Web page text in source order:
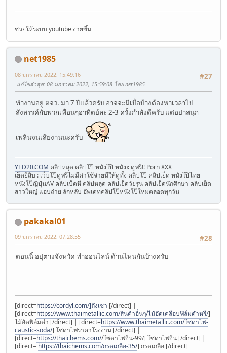
ช่วยให้ระบบ youtube ง่ายขึ้น
net1985
#27
08 มกราคม 2022, 15:49:16
แก้ไขล่าสุด: 08 มกราคม 2022, 15:59:08 โดย net1985
ทำงานอยู่ ตจว. มา 7 ปีแล้วครับ อาจจะมีเบื่อบ้างต้องหาเวลาไป
สังสรรค์กับพวกเพื่อนๆอาทิตย์ละ 2-3 ครั้งกำลังดีครับ แต่อย่าสนุก
เพลินจนเสียงานนะครับ
YED20.COM คลิปหลุด คลิปโป๊ หนังโป๊ หนังx ดูฟรี!! Porn XXX
เย็ดยี่สิบ : เว็บโป๊ดูฟรีไม่มีค่าใช้จ่ายมีให้ดูทั้ง คลิปโป๊ คลิปเย็ด หนังโป๊ไทย
หนังโป๊ญี่ปุ่นAV คลิปเบ็ดหี คลิปหลุด คลิปเย็ดวัยรุ่น คลิปเย็ดนักศึกษา คลิปเย็ด
สาวใหญ่ แอบถ่าย ลักหลับ อัพเดทคลิปโป๊หนังโป๊ใหม่ตลอดทุกวัน
pakakal01
#28
09 มกราคม 2022, 07:28:55
ตอนนี้ อยุ่ต่างจังหวัด ทำออนไลน์ ด้านไหนกันบ้างครับ
[direct=https://cordyl.com/]ถั่งเช่า [/direct] |
[direct=https://www.thaimetallic.com/สินค้าอื่นๆ/ไม้อัดเคลือบฟิล์มดำหรื/]
ไม้อัดฟิล์มดำ [/direct] | [direct=https://www.thaimetallic.com/โซดาไฟ-
caustic-soda/] โซดาไฟราคาโรงงาน [/direct] |
[direct=https://thaichems.com//โซดาไฟจีน-99/] โซดาไฟจีน [/direct] |
[direct= https://thaichems.com/กรดเกลือ-35/] กรดเกลือ [/direct]